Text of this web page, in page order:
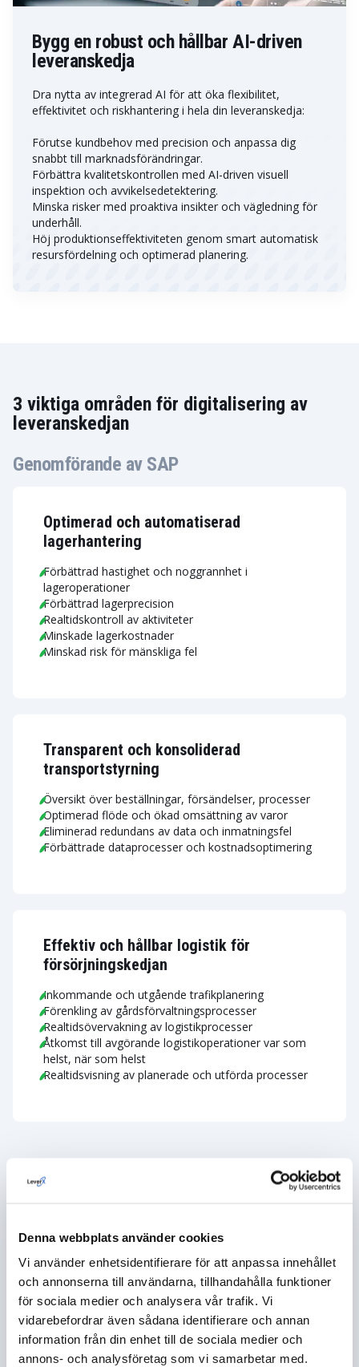
Denna webbplats använder cookies
Vi använder enhetsidentifierare för att anpassa innehållet
och annonserna till användarna, tillhandahålla funktioner
för sociala medier och analysera vår trafik. Vi
vidarebefordrar även sådana identifierare och annan
information från din enhet till de sociala medier och
annons- och analysföretag som vi samarbetar med.
Bygg en robust och hållbar AI-driven
leveranskedja
Dra nytta av integrerad AI för att öka flexibilitet,
effektivitet och riskhantering i hela din leveranskedja:
Förutse kundbehov med precision och anpassa dig
snabbt till marknadsförändringar.
Förbättra kvalitetskontrollen med AI-driven visuell
inspektion och avvikelsedetektering.
Minska risker med proaktiva insikter och vägledning för
underhåll.
Höj produktionseffektiviteten genom smart automatisk
resursfördelning och optimerad planering.
3 viktiga områden för digitalisering av
leveranskedjan
Genomförande av SAP
Optimerad och automatiserad
lagerhantering
Förbättrad hastighet och noggrannhet i
lageroperationer
Förbättrad lagerprecision
Realtidskontroll av aktiviteter
Minskade lagerkostnader
Minskad risk för mänskliga fel
Transparent och konsoliderad
transportstyrning
Översikt över beställningar, försändelser, processer
Optimerad flöde och ökad omsättning av varor
Eliminerad redundans av data och inmatningsfel
Förbättrade dataprocesser och kostnadsoptimering
Effektiv och hållbar logistik för
försörjningskedjan
Inkommande och utgående trafikplanering
Förenkling av gårdsförvaltningsprocesser
Realtidsövervakning av logistikprocesser
Åtkomst till avgörande logistikoperationer var som
helst, när som helst
Realtidsvisning av planerade och utförda processer
SAP Tillverkning
Automatiserade produktionsprocesser
Insamling av produktionsrelaterade data
Kvalitetskontroll av produkter
Förbättrad planering och effektivitetsuppföljning
Efterlevnad av produkt/branschkrav